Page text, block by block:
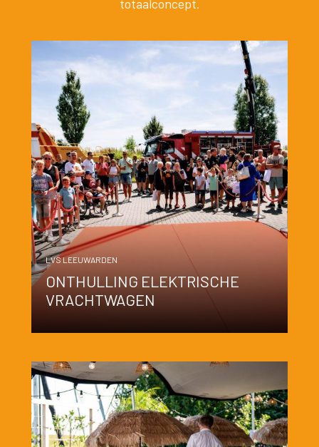
totaalconcept.
LVS LEEUWARDEN
ONTHULLING ELEKTRISCHE
VRACHTWAGEN